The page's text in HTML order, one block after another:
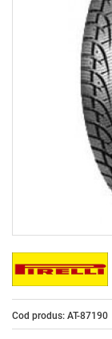
Cod produs: AT-87190